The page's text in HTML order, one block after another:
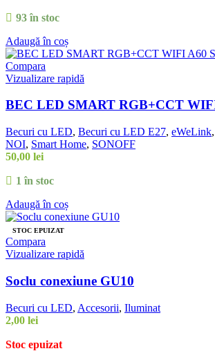
93 în stoc
Adaugă în coș
Compara
Vizualizare rapidă
BEC LED SMART RGB+CCT
Becuri cu LED, Becuri cu LED E27, eWeLink,
NOI, Smart Home, SONOFF
50,00 lei
1 în stoc
Adaugă în coș
STOC EPUIZAT
Compara
Vizualizare rapidă
Soclu conexiune GU10
Becuri cu LED, Accesorii, Iluminat
2,00 lei
Stoc epuizat